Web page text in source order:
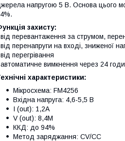
напругою 5 В. Основа цього
захисту:
перевантаження за струмом,
перенапруги на вході, зниженої
перегрівання
вимкнення через 24
характеристики:
Мікросхема: FM4256
Вхідна напруга: 4,6-5,5 В
I (out): 1,2А
V (out): 8,4М
ККД: до 94%
Метод заряджання: CV/CC